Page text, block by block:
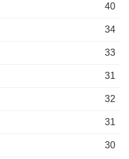
40
34
33
31
32
31
30